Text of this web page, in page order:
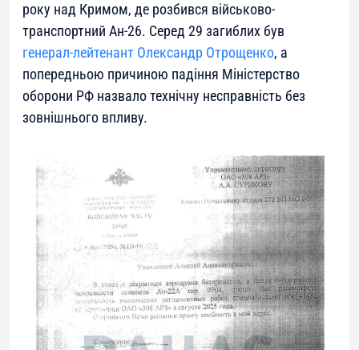
року над Кримом, де розбився військово-
транспортний Ан-26. Серед 29 загиблих був
генерал-лейтенант Олександр Отрощенко, а
попередньою причиною падіння Міністерство
оборони РФ назвало технічну несправність без
зовнішнього впливу.